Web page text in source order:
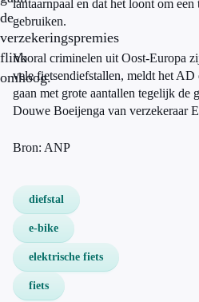
de
verzekeringspremies
flink
omhoog.
lantaarnpaal en dat het loont om een
gebruiken.
Vooral criminelen uit Oost-Europa
vele fietsendiefstallen, meldt het AD
gaan met grote aantallen tegelijk de
Douwe Boeijenga van verzekeraar
Bron: ANP
diefstal
e-bike
elektrische fiets
fiets